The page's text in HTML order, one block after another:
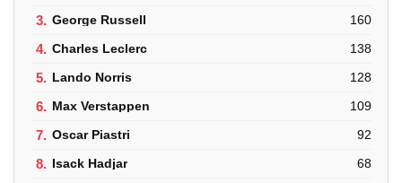
3. George Russell 160
4. Charles Leclerc 138
5. Lando Norris 128
6. Max Verstappen 109
7. Oscar Piastri 92
8. Isack Hadjar 68